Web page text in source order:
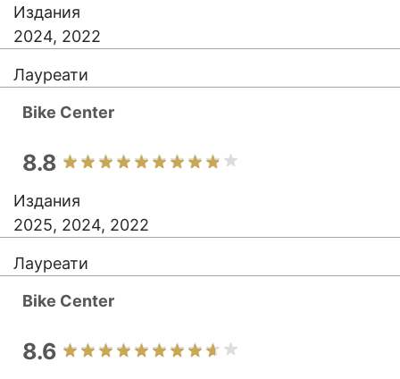
Издания
2024, 2022
Лауреати
Bike Center
8.8
Издания
2025, 2024, 2022
Лауреати
Bike Center
8.6